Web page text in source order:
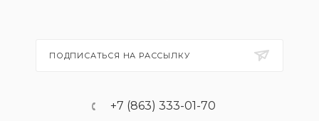
ПОДПИСАТЬСЯ НА РАССЫЛКУ
+7 (863) 333-01-70